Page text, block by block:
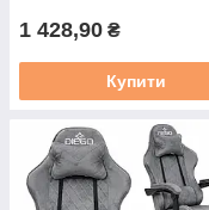
1 428,90 ₴
Купити